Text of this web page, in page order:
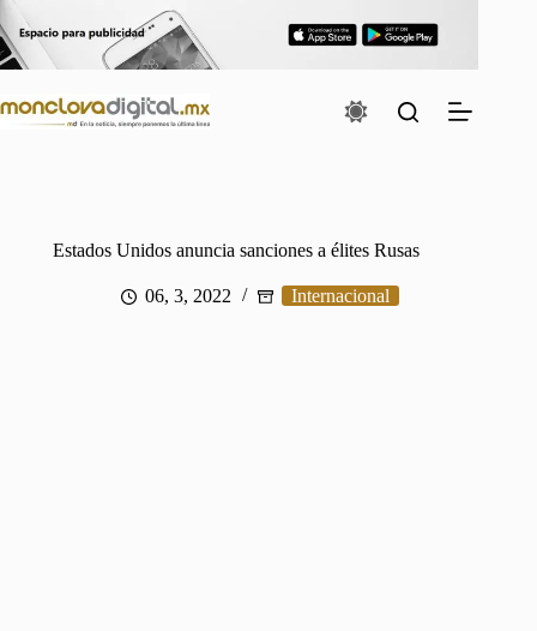
al
contenido
Estados Unidos anuncia sanciones a élites Rusas
06, 3, 2022 Internacional